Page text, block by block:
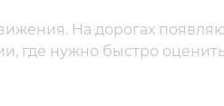
На дорогах
где нужно быстро